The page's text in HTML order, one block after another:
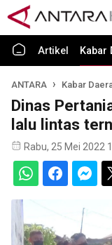
Artikel Kabar
ANTARA Kabar
Dinas
lalu lintas
Rabu, 25 Mei 2022